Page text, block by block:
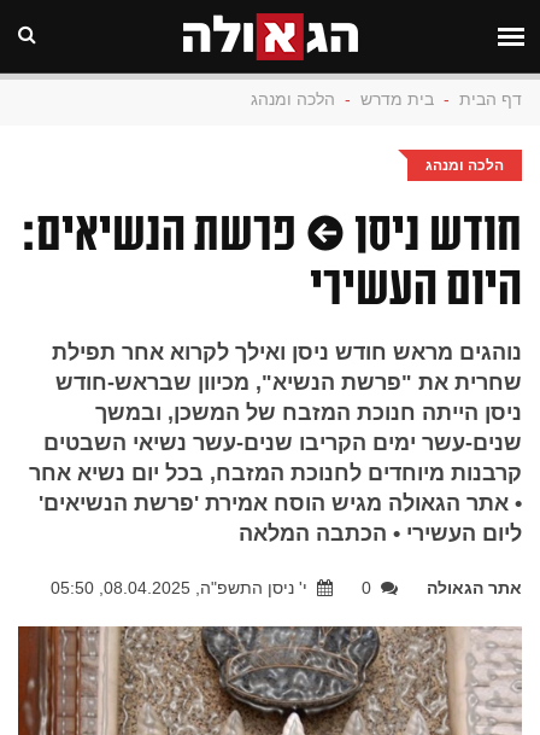
דף הבית - בית מדרש - הלכה ומנהג
הלכה ומנהג
חודש ניסן • פרשת הנשיאים:
היום העשירי
נוהגים מראש חודש ניסן ואילך לקרוא אחר תפילת
שחרית את "פרשת הנשיא", מכיוון שבראש-חודש
ניסן הייתה חנוכת המזבח של המשכן, ובמשך
שנים-עשר ימים הקריבו שנים-עשר נשיאי השבטים
קרבנות מיוחדים לחנוכת המזבח, בכל יום נשיא אחר
• אתר הגאולה מגיש הוסח אמירת 'פרשת הנשיאים'
ליום העשירי • הכתבה המלאה
אתר הגאולה 0 י' ניסן התשפ"ה, 08.04.2025, 05:50